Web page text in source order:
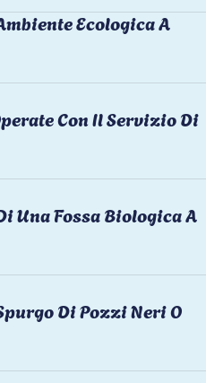
Ecologica A
Con Il Servizio Di
Una Fossa Biologica A
Di Pozzi Neri O